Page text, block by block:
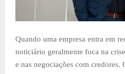
Quando uma empresa entra em
noticiário geralmente foca na
e nas negociações com credores.